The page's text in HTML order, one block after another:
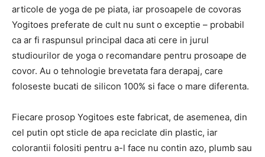
articole de yoga de pe piata, iar prosoapele de covoras
Yogitoes preferate de cult nu sunt o exceptie – probabil
ca ar fi raspunsul principal daca ati cere in jurul
studiourilor de yoga o recomandare pentru prosoape de
covor. Au o tehnologie brevetata fara derapaj, care
foloseste bucati de silicon 100% si face o mare diferenta.
Fiecare prosop Yogitoes este fabricat, de asemenea, din
cel putin opt sticle de apa reciclate din plastic, iar
colorantii folositi pentru a-l face nu contin azo, plumb sau